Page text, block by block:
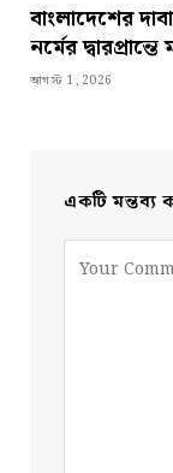
বাংলাদেশের
নর্মের
আগস্ট 1, 2026
একটি মন্তব্য